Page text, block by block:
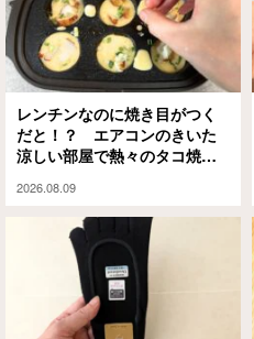
レンチンなのに焼き目がつく
だと！？ エアコンのきいた
涼しい部屋で熱々のタコ焼き
2026.08.09